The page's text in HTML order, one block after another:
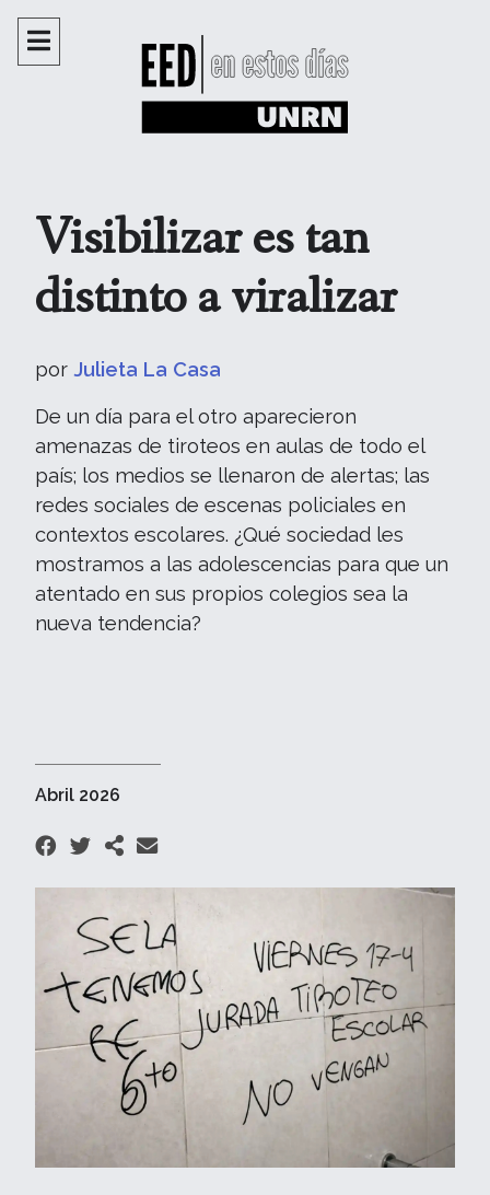
Visibilizar es tan
distinto a viralizar
por Julieta La Casa
De un día para el otro aparecieron
amenazas de tiroteos en aulas de todo el
país; los medios se llenaron de alertas; las
redes sociales de escenas policiales en
contextos escolares. ¿Qué sociedad les
mostramos a las adolescencias para que un
atentado en sus propios colegios sea la
nueva tendencia?
Abril 2026